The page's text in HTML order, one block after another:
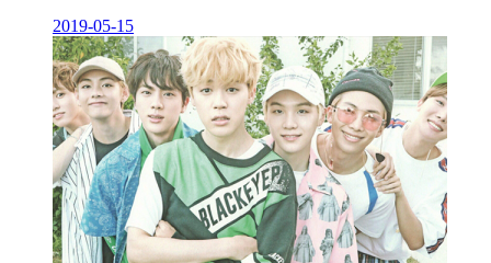
2019-05-15